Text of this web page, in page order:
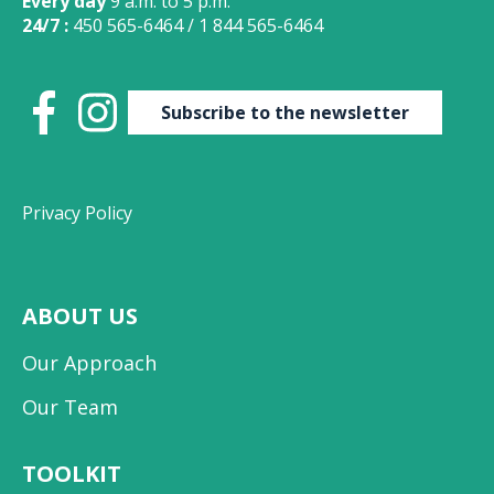
24/7 : 450 565-6464/ 1 844 565-6464
Subscribe to the newsletter
Privacy Policy
ABOUT US
Our Approach
Our Team
TOOLKIT